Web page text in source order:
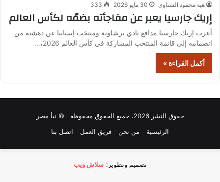
هبة محمود الشناوي 30 مايو 2026 333
إريك جارسيا يعبر عن مفاجأته بضمّه لكأس العالم
أعرب إريك جارسيا مدافع نادي برشلونة ومنتخب إسبانيا عن دهشته من
انضمامه إلى قائمة المنتخب المشاركة في كأس العالم 2026،…
أكمل القراءة »
حقوق النشر 2026، جميع الحقوق محفوظة © نبأ مصر
الرئيسية
من نحن فريق العمل اتصل بنا
تصميم وتطوير: سلاش ويب